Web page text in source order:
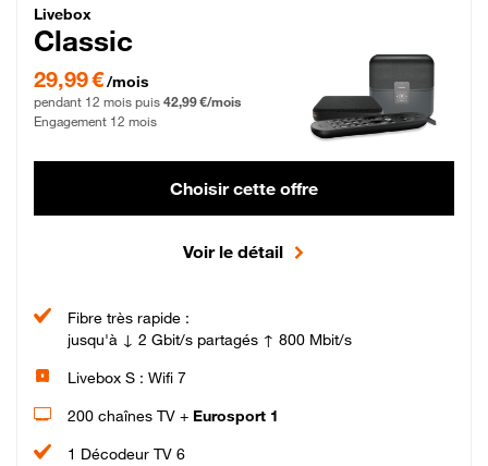
Livebox Classic Fibre
Livebox
Classic
29,99 € par mois pendant 12 mois puis 42,99 € par mois, Engagement 12 mois
29,99 €/mois
pendant 12 mois puis 42,99 €/mois
Engagement 12 mois
Choisir cette offre
Voir le détail
Fibre très rapide :
jusqu'à ↓ 2 Gbit/s partagés ↑ 800 Mbit/s
Livebox S : Wifi 7
200 chaînes TV + Eurosport 1
1 Décodeur TV 6